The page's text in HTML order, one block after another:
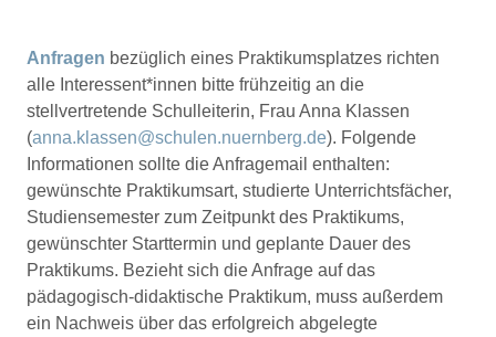
Anfragen bezüglich eines Praktikumsplatzes richten
alle Interessent*innen bitte frühzeitig an die
stellvertretende Schulleiterin, Frau Anna Klassen
(anna.klassen@schulen.nuernberg.de). Folgende
Informationen sollte die Anfragemail enthalten:
gewünschte Praktikumsart, studierte Unterrichtsfächer,
Studiensemester zum Zeitpunkt des Praktikums,
gewünschter Starttermin und geplante Dauer des
Praktikums. Bezieht sich die Anfrage auf das
pädagogisch-didaktische Praktikum, muss außerdem
ein Nachweis über das erfolgreich abgelegte